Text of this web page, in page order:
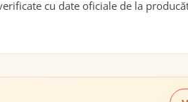
cu date oficiale de la